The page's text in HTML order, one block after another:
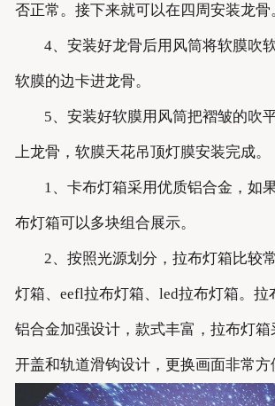
否正常。接下来就可以在四周安装龙骨
4、安装好龙骨后用风筒将软膜吹
软膜的边卡进龙骨。
5、安装好软膜用风筒把褶皱的吹
上龙骨，软膜天花吊顶灯膜安装完成。
1、卡布灯箱采用优质铝合金，如
布灯箱可以多块组合展示。
2、按照光源划分，拉布灯箱比较
灯箱、eefl拉布灯箱、led拉布灯箱。拉
铝合金加强设计，款式丰富，拉布灯箱
开盖和轨道滑钩设计，更换画面非常方